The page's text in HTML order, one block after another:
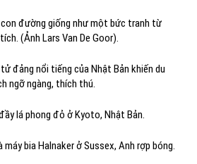
con đường giống như một bức tranh từ
(Ảnh Lars Van De Goor).
đảng nổi tiếng của Nhật Bản khiến du
ngỡ ngàng, thích thú.
lá phong đỏ ở Kyoto, Nhật Bản.
bia Halnaker ở Sussex, Anh rợp bóng.